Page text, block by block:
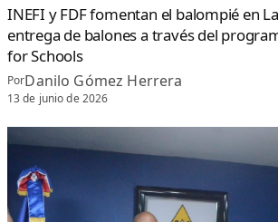
INEFI y FDF fomentan el balompié en
entrega de balones a través del
for Schools
PorDanilo Gómez Herrera
13 de junio de 2026